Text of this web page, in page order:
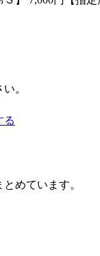
。
る
めています。